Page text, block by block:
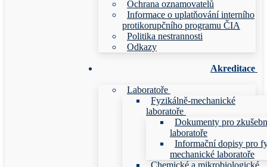
Ochrana oznamovatelů
Informace o uplatňování interního
protikorupčního programu ČIA
Politika nestrannosti
Odkazy
Akreditace
Laboratoře
Fyzikálně-mechanické
laboratoře
Dokumenty pro
laboratoře
Informační dopisy pro
mechanické laboratoře
Chemické a mikrobiologické